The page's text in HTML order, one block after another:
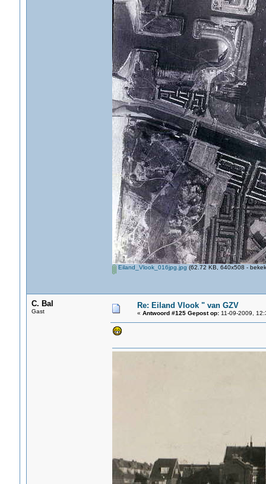
Eiland_Vlook_016jpg.jpg (62.72 KB, 640x508 -
C. Bal
Gast
Re: Eiland Vlook " van GZV
« Antwoord #125 Gepost op:11-09-2009,